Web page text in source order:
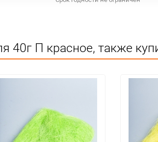
Не подлежит сертификации
Особых условий не требует
100
упак
40г П красное, также